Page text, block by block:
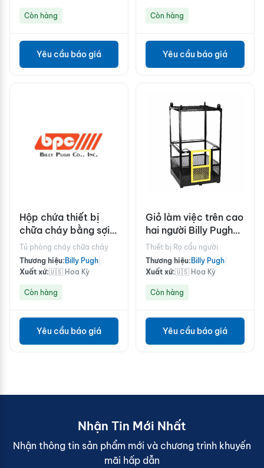
Còn hàng
Yêu cầu báo giá
Còn hàng
Yêu cầu báo giá
Hộp chứa thiết bị
chữa cháy bằng sợi
thủy tinh Billy Pugh
FFE-40
Tủ phòng cháy chữa cháy
Thương hiệu: Billy Pugh
Xuất xứ:🇺🇸 Hoa Kỳ
Còn hàng
Yêu cầu báo giá
Giỏ làm việc trên cao
hai người Billy Pugh
OSHA Man Baskets
Thiết bị Rọ cẩu người
Thương hiệu: Billy Pugh
Xuất xứ:🇺🇸 Hoa Kỳ
Còn hàng
Yêu cầu báo giá
Nhận Tin Mới Nhất
Nhận thông tin sản phẩm mới và chương trình khuyến
mãi hấp dẫn